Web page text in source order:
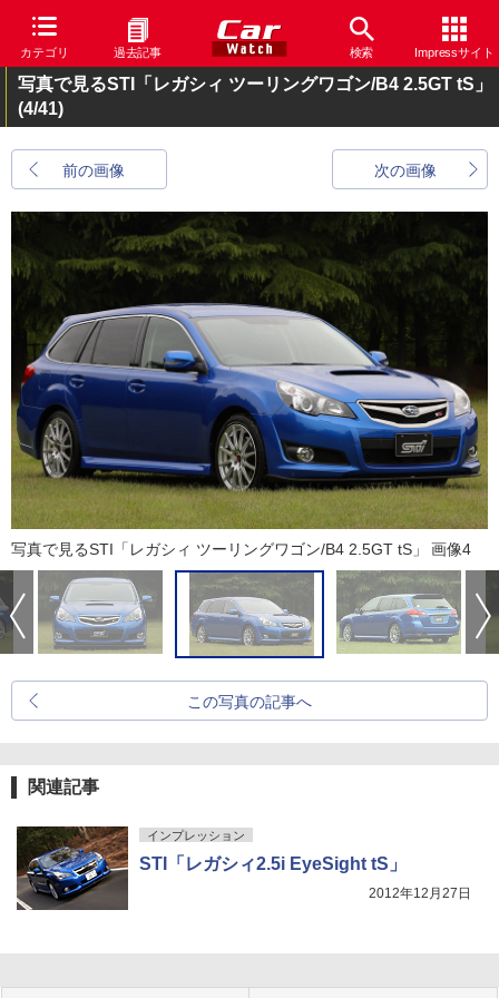
カテゴリ 過去記事 検索 Impressサイト
写真で見るSTI「レガシィ ツーリングワゴン/B4 2.5GT tS」
(4/41)
前の画像 次の画像
写真で見るSTI「レガシィ ツーリングワゴン/B4 2.5GT tS」 画像4
この写真の記事へ
関連記事
インプレッション
STI「レガシィ2.5i EyeSight tS」
2012年12月27日